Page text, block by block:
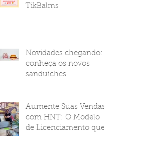
TikBalms
Novidades chegando:
conheça os novos
sanduíches
Aumente Suas Vendas
com HNT: O Modelo
de Licenciamento que